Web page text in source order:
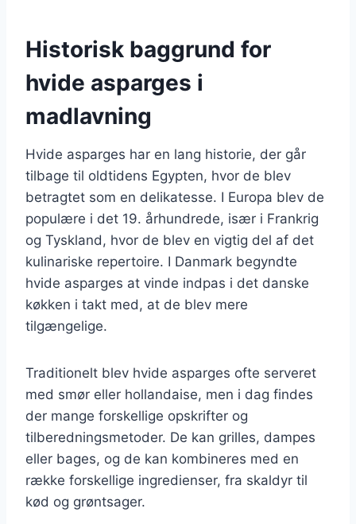
Historisk baggrund for
hvide asparges i
madlavning
Hvide asparges har en lang historie, der går
tilbage til oldtidens Egypten, hvor de blev
betragtet som en delikatesse. I Europa blev de
populære i det 19. århundrede, især i Frankrig
og Tyskland, hvor de blev en vigtig del af det
kulinariske repertoire. I Danmark begyndte
hvide asparges at vinde indpas i det danske
køkken i takt med, at de blev mere
tilgængelige.
Traditionelt blev hvide asparges ofte serveret
med smør eller hollandaise, men i dag findes
der mange forskellige opskrifter og
tilberedningsmetoder. De kan grilles, dampes
eller bages, og de kan kombineres med en
række forskellige ingredienser, fra skaldyr til
kød og grøntsager.